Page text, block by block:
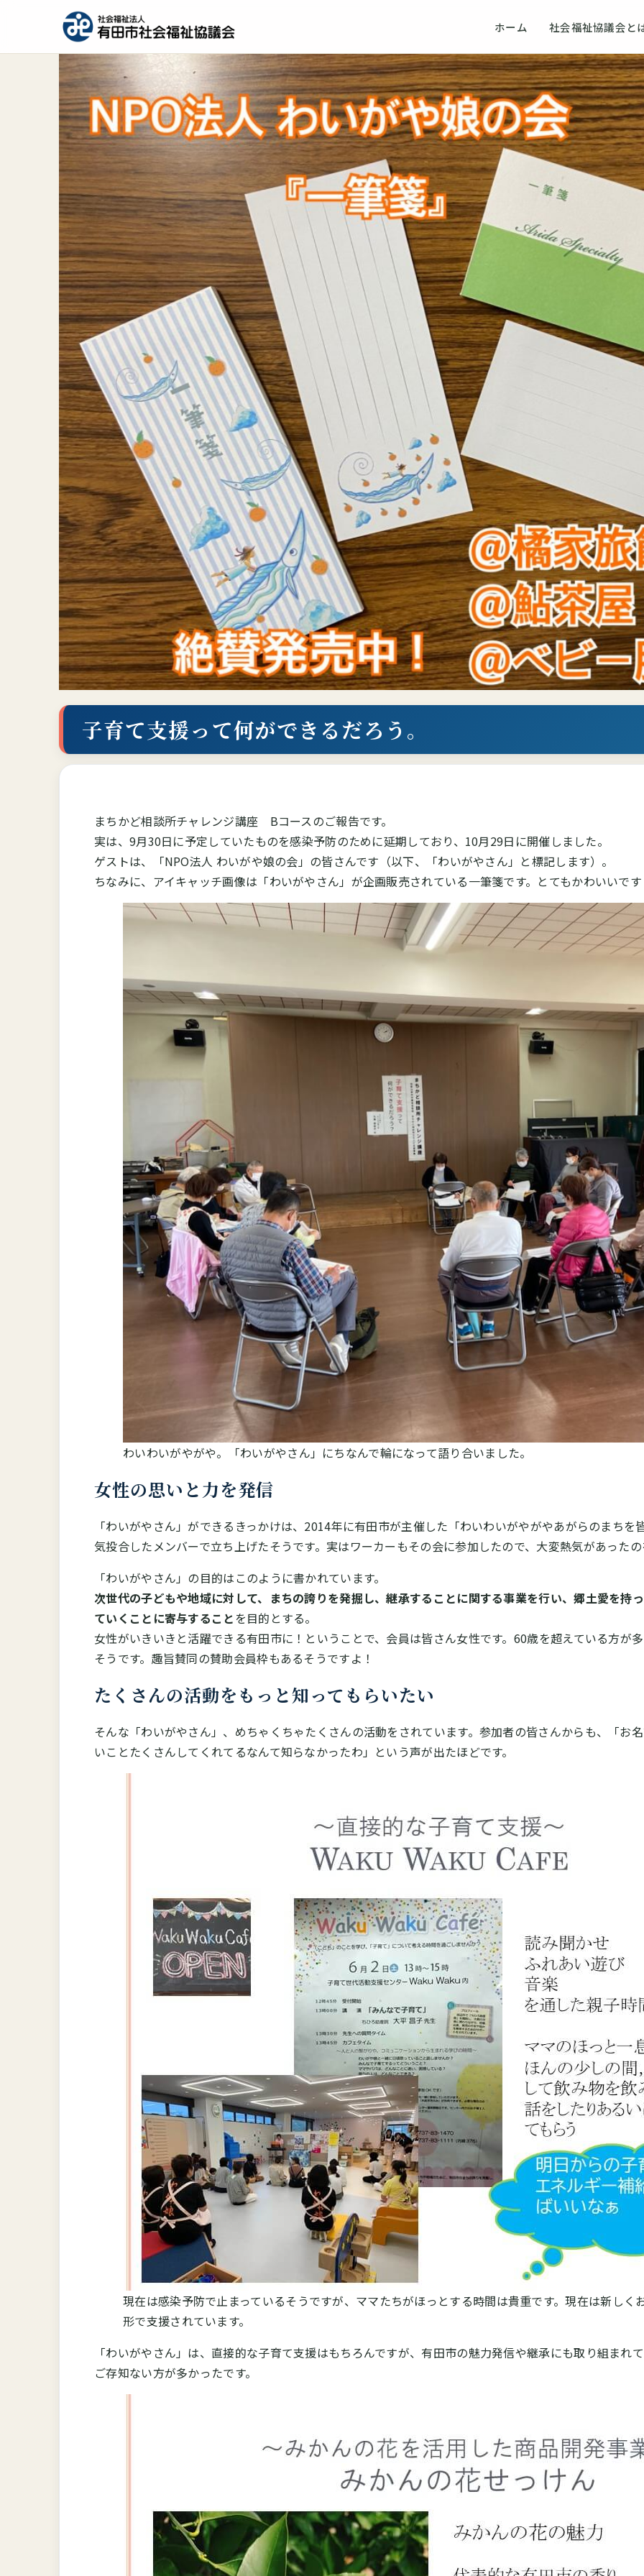
ホーム 社会福祉協議会と
子育て支援って何ができるだろう。
まちかど相談所チャレンジ講座 Bコースのご報告です。
実は、9月30日に予定していたものを感染予防のために延期しており、10月29日に開催しました。
ゲストは、「NPO法人 わいがや娘の会」の皆さんです（以下、「わいがやさん」と標記します）。
ちなみに、アイキャッチ画像は「わいがやさん」が企画販売されている一筆箋です。とてもかわいいで
わいわいがやがや。「わいがやさん」にちなんで輪になって語り合いました。
女性の思いと力を発信
「わいがやさん」ができるきっかけは、2014年に有田市が主催した「わいわいがやがやあがらのまち
気投合したメンバーで立ち上げたそうです。実はワーカーもその会に参加したので、大変熱気があった
「わいがやさん」の目的はこのように書かれています。
次世代の子どもや地域に対して、まちの誇りを発掘し、継承することに関する事業を行い、郷土愛を持
ていくことに寄与することを目的とする。
女性がいきいきと活躍できる有田市に！ということで、会員は皆さん女性です。60歳を超えている方が
そうです。趣旨賛同の賛助会員枠もあるそうですよ！
たくさんの活動をもっと知ってもらいたい
そんな「わいがやさん」、めちゃくちゃたくさんの活動をされています。参加者の皆さんからも、「お
いことたくさんしてくれてるなんて知らなかったわ」という声が出たほどです。
現在は感染予防で止まっているそうですが、ママたちがほっとする時間は貴重です。現在は新し
形で支援されています。
「わいがやさん」は、直接的な子育て支援はもちろんですが、有田市の魅力発信や継承にも取り組まれ
ご存知ない方が多かったです。